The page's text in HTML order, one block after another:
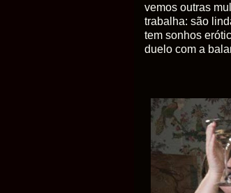
vemos outras
trabalha: são
tem sonhos
duelo com a